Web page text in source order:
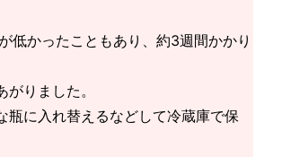
低かったこともあり、約3週間かかり
りました。
瓶に入れ替えるなどして冷蔵庫で保